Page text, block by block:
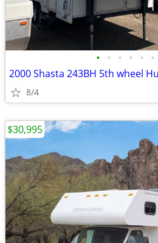
• • • • • •
2000 Shasta 243BH 5th wheel
8/4
$30,995